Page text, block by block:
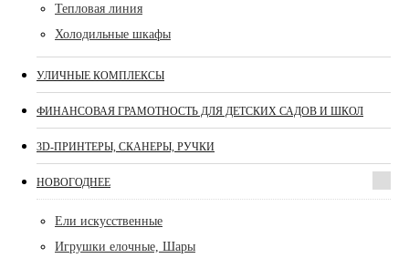
Тепловая линия
Холодильные шкафы
УЛИЧНЫЕ КОМПЛЕКСЫ
ФИНАНСОВАЯ ГРАМОТНОСТЬ ДЛЯ ДЕТСКИХ САДОВ И ШКОЛ
3D-ПРИНТЕРЫ, СКАНЕРЫ, РУЧКИ
НОВОГОДНЕЕ
Ели искусственные
Игрушки елочные, Шары